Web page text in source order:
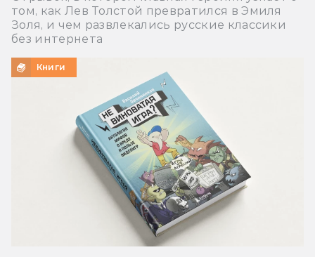
том, как Лев Толстой превратился в Эмиля
Золя, и чем развлекались русские классики
без интернета
Книги